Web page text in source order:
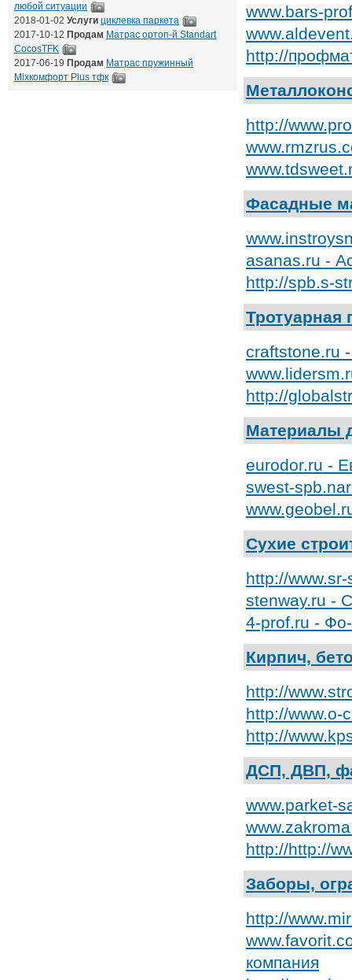
www.bars-
http://
http://
Фасадные
asanas.ru -
http://spb.s-
Тротуарная
craftstone.ru
http://
Материалы
eurodor.ru -
swest-
Сухие
http://
stenway.ru -
4-prof.ru -
Кирпич,
http://
http://
http://
ДСП, ДВП,
www.parket-
http://http://
Заборы,
http://
компания
любой ситуации
2018-01-02 Услуги циклевка паркета
2017-10-12 Продам Матрас ортоп-й Standart
CocosTFK
2017-06-19 Продам Матрас пружинный
Mixкомфорт Plus тфк